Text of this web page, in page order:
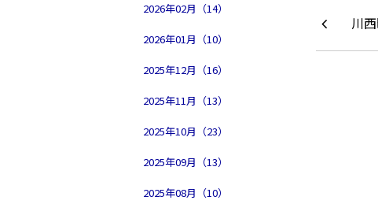
2026年02月（14）
2026年01月（10）
2025年12月（16）
2025年11月（13）
2025年10月（23）
2025年09月（13）
2025年08月（10）
川